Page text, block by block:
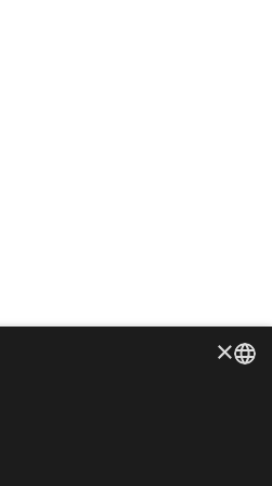
×